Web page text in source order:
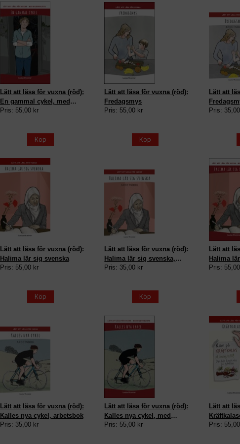
Lätt att läsa för vuxna (röd):
En gammal cykel, med
bildordlista
Pris: 55,00 kr
Köp
Lätt att läsa för vuxna (röd):
Fredagsmys
Pris: 55,00 kr
Köp
Lätt att
Pris:
Lätt att läsa för vuxna (röd):
Halima lär sig svenska
Pris: 55,00 kr
Köp
Lätt att läsa för vuxna (röd):
Halima lär sig svenska,
arbetsbok
Pris: 35,00 kr
Köp
Lätt att
Halima
med
Pris:
Lätt att läsa för vuxna (röd):
Kalles nya cykel, arbetsbok
Pris: 35,00 kr
Lätt att läsa för vuxna (röd):
Kalles nya cykel, med
bildordlista
Pris: 55,00 kr
Lätt att
Pris: